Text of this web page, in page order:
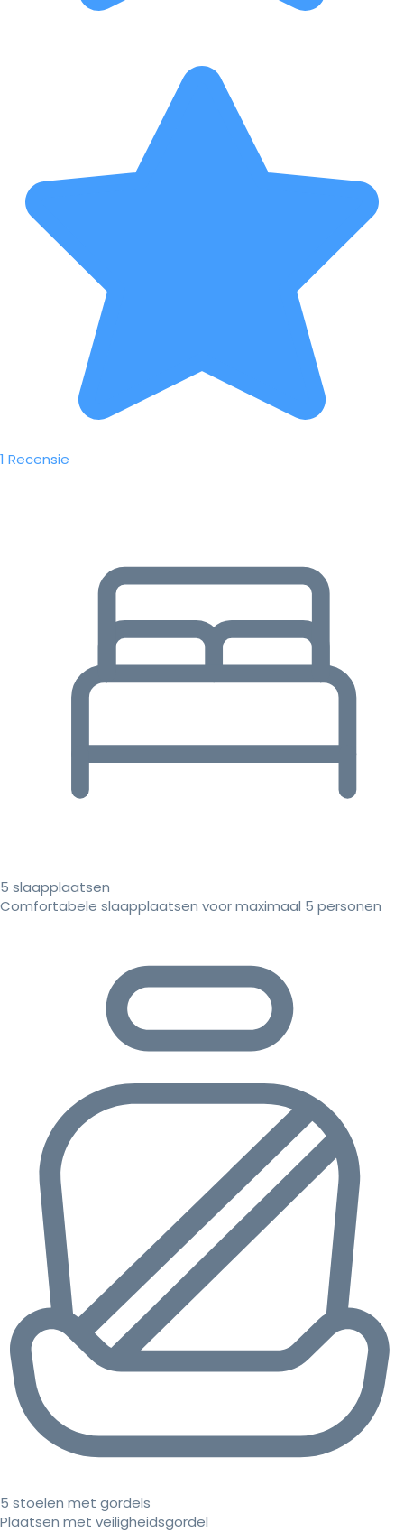
1 Recensie
5 slaapplaatsen
Comfortabele slaapplaatsen voor maximaal 5 personen
5 stoelen met gordels
Plaatsen met veiligheidsgordel